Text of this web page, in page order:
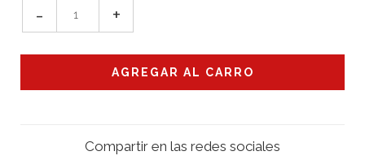
- +
Compartir en las redes sociales